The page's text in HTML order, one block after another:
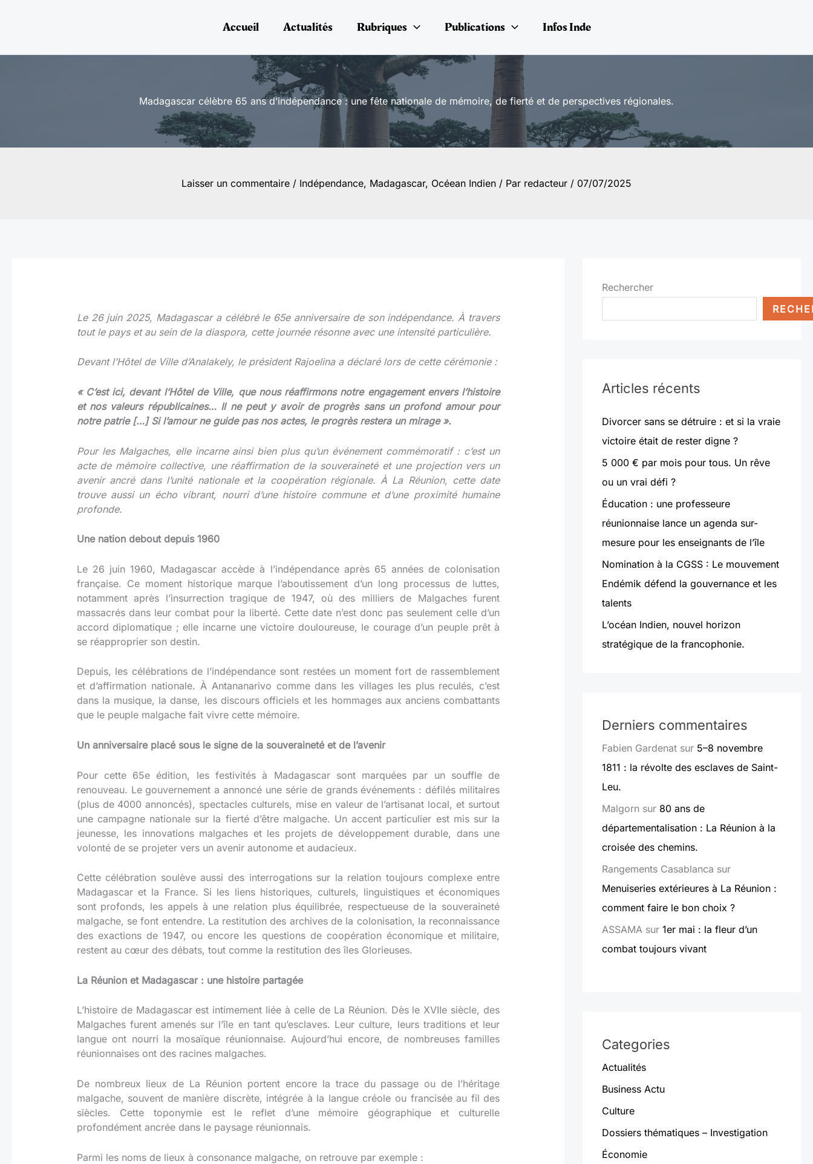
Accueil Actualités Rubriques Publications Infos Inde
Madagascar célèbre 65 ans d’indépendance : une fête nationale de mémoire, de fierté et de perspectives régionales.
Laisser un commentaire / Indépendance, Madagascar, Océean Indien / Par redacteur / 07/07/2025
Le 26 juin 2025, Madagascar a célébré le 65e anniversaire de son indépendance. À travers
tout le pays et au sein de la diaspora, cette journée résonne avec une intensité particulière.
Devant l’Hôtel de Ville d’Analakely, le président Rajoelina a déclaré lors de cette cérémonie :
« C’est ici, devant l’Hôtel de Ville, que nous réaffirmons notre engagement envers l’histoire
et nos valeurs républicaines… Il ne peut y avoir de progrès sans un profond amour pour
notre patrie […] Si l’amour ne guide pas nos actes, le progrès restera un mirage ».
Pour les Malgaches, elle incarne ainsi bien plus qu’un événement commémoratif : c’est un
acte de mémoire collective, une réaffirmation de la souveraineté et une projection vers un
avenir ancré dans l’unité nationale et la coopération régionale. À La Réunion, cette date
trouve aussi un écho vibrant, nourri d’une histoire commune et d’une proximité humaine
profonde.
Une nation debout depuis 1960
Le 26 juin 1960, Madagascar accède à l’indépendance après 65 années de colonisation
française. Ce moment historique marque l’aboutissement d’un long processus de luttes,
notamment après l’insurrection tragique de 1947, où des milliers de Malgaches furent
massacrés dans leur combat pour la liberté. Cette date n’est donc pas seulement celle d’un
accord diplomatique ; elle incarne une victoire douloureuse, le courage d’un peuple prêt à
se réapproprier son destin.
Depuis, les célébrations de l’indépendance sont restées un moment fort de rassemblement
et d’affirmation nationale. À Antananarivo comme dans les villages les plus reculés, c’est
dans la musique, la danse, les discours officiels et les hommages aux anciens combattants
que le peuple malgache fait vivre cette mémoire.
Un anniversaire placé sous le signe de la souveraineté et de l’avenir
Pour cette 65e édition, les festivités à Madagascar sont marquées par un souffle de
renouveau. Le gouvernement a annoncé une série de grands événements : défilés militaires
(plus de 4000 annoncés), spectacles culturels, mise en valeur de l’artisanat local, et surtout
une campagne nationale sur la fierté d’être malgache. Un accent particulier est mis sur la
jeunesse, les innovations malgaches et les projets de développement durable, dans une
volonté de se projeter vers un avenir autonome et audacieux.
Cette célébration soulève aussi des interrogations sur la relation toujours complexe entre
Madagascar et la France. Si les liens historiques, culturels, linguistiques et économiques
sont profonds, les appels à une relation plus équilibrée, respectueuse de la souveraineté
malgache, se font entendre. La restitution des archives de la colonisation, la reconnaissance
des exactions de 1947, ou encore les questions de coopération économique et militaire,
restent au cœur des débats, tout comme la restitution des îles Glorieuses.
La Réunion et Madagascar : une histoire partagée
L’histoire de Madagascar est intimement liée à celle de La Réunion. Dès le XVIIe siècle, des
Malgaches furent amenés sur l’île en tant qu’esclaves. Leur culture, leurs traditions et leur
langue ont nourri la mosaïque réunionnaise. Aujourd’hui encore, de nombreuses familles
réunionnaises ont des racines malgaches.
De nombreux lieux de La Réunion portent encore la trace du passage ou de l’héritage
malgache, souvent de manière discrète, intégrée à la langue créole ou francisée au fil des
siècles. Cette toponymie est le reflet d’une mémoire géographique et culturelle
profondément ancrée dans le paysage réunionnais.
Parmi les noms de lieux à consonance malgache, on retrouve par exemple :
Rechercher
Articles récents
Divorcer sans se détruire : et si la vraie
victoire était de rester digne ?
5 000 € par mois pour tous. Un rêve
ou un vrai défi ?
Éducation : une professeure
réunionnaise lance un agenda sur-
mesure pour les enseignants de l’île
Nomination à la CGSS : Le mouvement
Endémik défend la gouvernance et les
talents
L’océan Indien, nouvel horizon
stratégique de la francophonie.
Derniers commentaires
Fabien Gardenatsur 5–8 novembre
1811 : la révolte des esclaves de Saint-
Leu.
Malgornsur 80 ans de
départementalisation : La Réunion à la
croisée des chemins.
Rangements Casablanca sur
Menuiseries extérieures à La Réunion :
comment faire le bon choix ?
ASSAMA sur 1er mai : la fleur d’un
combat toujours vivant
Categories
Actualités
Business Actu
Culture
Dossiers thématiques – Investigation
Économie